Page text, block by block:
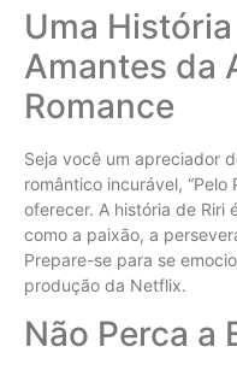
Uma
Amantes da
Romance
Seja você um apreciador
romântico incurável, “Pelo
oferecer. A história de Riri
como a paixão, a
Prepare-se para se
produção da Netflix.
Não Perca a